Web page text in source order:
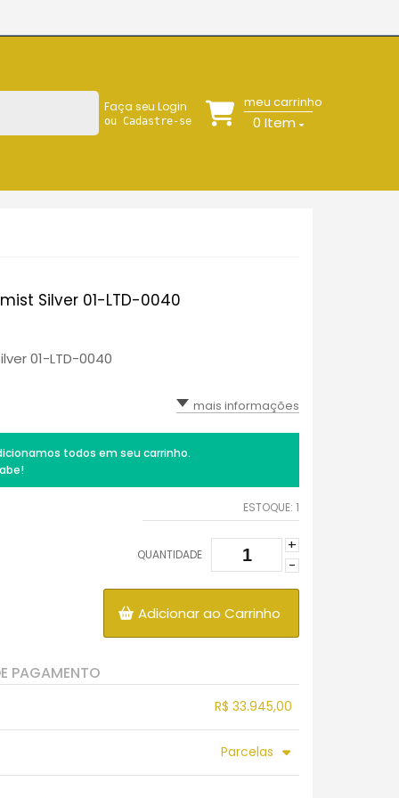
Faça seu Login
ou Cadastre-se
meu carrinho
0 Item
Silver 01-LTD-0040
01-LTD-0040
mais informações
todos em seu carrinho.
ESTOQUE: 1
QUANTIDADE
+
-
Adicionar ao Carrinho
PAGAMENTO
R$ 33.945,00
Parcelas